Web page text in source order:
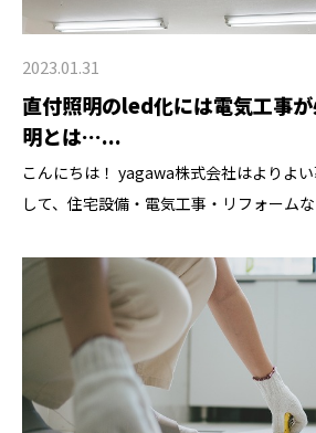
2023.01.31
直付照明のled化には電気工事
明とは…...
こんにちは！ yagawa株式会社はよりよ
して、住宅設備・電気工事・リフォーム